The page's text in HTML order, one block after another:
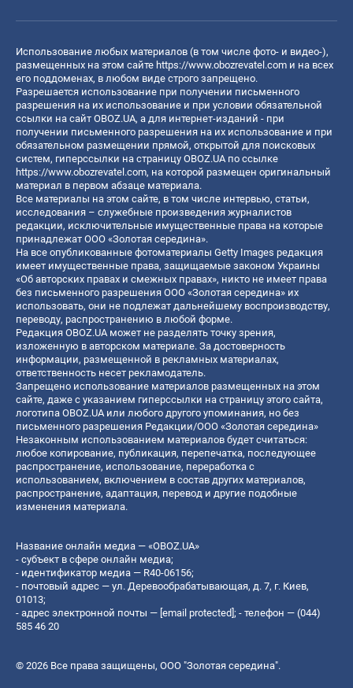
Использование любых материалов (в том числе фото- и видео-),
размещенных на этом сайте https://www.obozrevatel.com и на всех
его поддоменах, в любом виде строго запрещено.
Разрешается использование при получении письменного
разрешения на их использование и при условии обязательной
ссылки на сайт OBOZ.UA, а для интернет-изданий - при
получении письменного разрешения на их использование и при
обязательном размещении прямой, открытой для поисковых
систем, гиперссылки на страницу OBOZ.UA по ссылке
https://www.obozrevatel.com, на которой размещен оригинальный
материал в первом абзаце материала.
Все материалы на этом сайте, в том числе интервью, статьи,
исследования – служебные произведения журналистов
редакции, исключительные имущественные права на которые
принадлежат ООО «Золотая середина».
На все опубликованные фотоматериалы Getty Images редакция
имеет имущественные права, защищаемые законом Украины
«Об авторских правах и смежных правах», никто не имеет права
без письменного разрешения ООО «Золотая середина» их
использовать, они не подлежат дальнейшему воспроизводству,
переводу, распространению в любой форме.
Редакция OBOZ.UA может не разделять точку зрения,
изложенную в авторском материале. За достоверность
информации, размещенной в рекламных материалах,
ответственность несет рекламодатель.
Запрещено использование материалов размещенных на этом
сайте, даже с указанием гиперссылки на страницу этого сайта,
логотипа OBOZ.UA или любого другого упоминания, но без
письменного разрешения Редакции/ООО «Золотая середина»
Незаконным использованием материалов будет считаться:
любое копирование, публикация, перепечатка, последующее
распространение, использование, переработка с
использованием, включением в состав других материалов,
распространение, адаптация, перевод и другие подобные
изменения материала.
Название онлайн медиа — «OBOZ.UA»
- субъект в сфере онлайн медиа;
- идентификатор медиа — R40-06156;
- почтовый адрес — ул. Деревообрабатывающая, д. 7, г. Киев,
01013;
- адрес электронной почты — [email protected] ; - телефон — (044)
585 46 20
© 2026 Все права защищены, ООО "Золотая середина".